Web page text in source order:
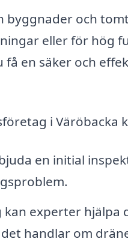
byggnader och
eller för hög
en säker och
i Väröbacka
en initial
experter hjälpa
handlar om